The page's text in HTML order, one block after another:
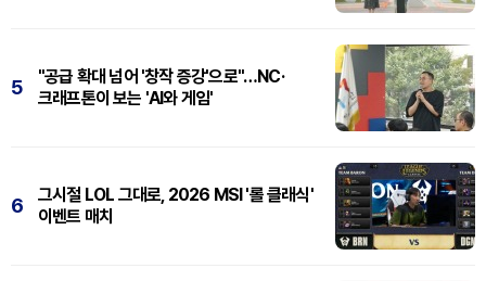
5
"공급 확대 넘어 '창작 증강'으로"…NC·
크래프톤이 보는 'AI와 게임'
6
그시절 LOL 그대로, 2026 MSI '롤 클래식'
이벤트 매치